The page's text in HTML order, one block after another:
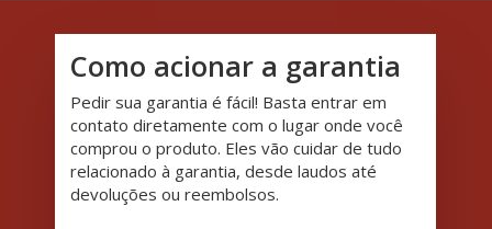
Como acionar a garantia
Pedir sua garantia é fácil! Basta entrar em
contato diretamente com o lugar onde você
comprou o produto. Eles vão cuidar de tudo
relacionado à garantia, desde laudos até
devoluções ou reembolsos.